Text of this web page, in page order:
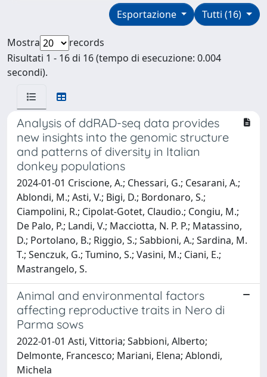
Tutti (16)
Esportazione
Mostra
records
Risultati 1 - 16 di 16 (tempo di esecuzione: 0.004
secondi).
Analysis of ddRAD-seq data provides
new insights into the genomic structure
and patterns of diversity in Italian
donkey populations
2024-01-01 Criscione, A.; Chessari, G.; Cesarani, A.;
Ablondi, M.; Asti, V.; Bigi, D.; Bordonaro, S.;
Ciampolini, R.; Cipolat-Gotet, Claudio.; Congiu, M.;
De Palo, P.; Landi, V.; Macciotta, N. P. P.; Matassino,
D.; Portolano, B.; Riggio, S.; Sabbioni, A.; Sardina, M.
T.; Senczuk, G.; Tumino, S.; Vasini, M.; Ciani, E.;
Mastrangelo, S.
Animal and environmental factors
affecting reproductive traits in Nero di
Parma sows​ ​
2022-01-01 Asti, Vittoria; Sabbioni, Alberto;
Delmonte, Francesco; Mariani, Elena; Ablondi,
Michela